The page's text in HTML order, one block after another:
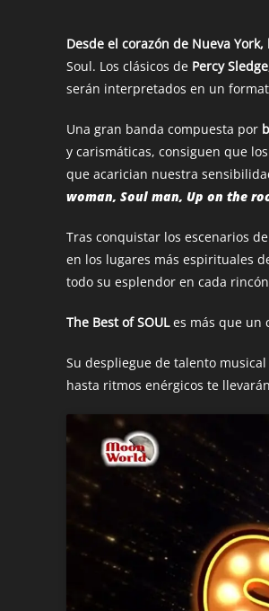
Desde el corazón de Nueva
Soul. Los clásicos de Percy
serán interpretados en un
Una gran banda compuesta por
y carismáticas, consiguen que
que acarician nuestra
woman, Soul man, Up on the
Tras conquistar los escenarios
en los lugares más espirituales
todo su esplendor en cada
The Best of SOULes más que un
Su despliegue de talento
hasta ritmos enérgicos te